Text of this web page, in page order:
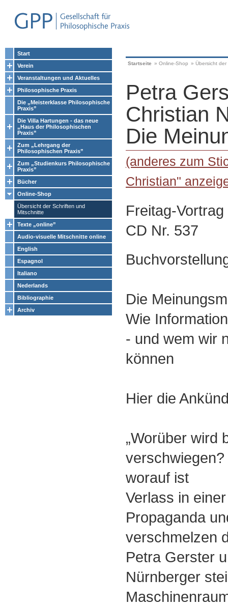
Start
Verein
Veranstaltungen und Aktuelles
Philosophische Praxis
Die „Meisterklasse Philosophische
Praxis”
Die Villa Hartungen - das neue
„Haus der Philosophischen
Praxis”
Zum „Lehrgang der
Philosophischen Praxis”
Zum „Studienkurs Philosophische
Praxis”
Bücher
Online-Shop
Übersicht der Schriften und
Mitschnitte
Texte „online”
Audio-visuelle Mitschnitte online
English
Espagnol
Italiano
Nederlands
Bibliographie
Archiv
Startseite » Online-Shop » Übersicht
Petra
Christian
Die
(anderes zum
Christian"
Freitag-
CD Nr. 537
Die
Wie
- und wem wir
können
Hier die
„Worüber wird
worauf ist
Verlass in
Propaganda
verschmelzen
Petra Gerster
Nürnberger